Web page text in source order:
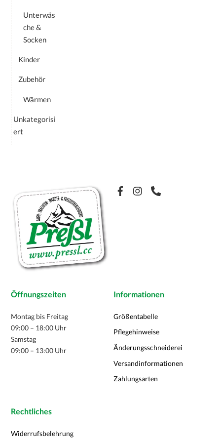
Unterwäs
che &
Socken
Kinder
Zubehör
Wärmen
Unkategorisi
ert
Facebook
Öffnungszeiten
Montag bis Freitag
09:00 – 18:00 Uhr
Samstag
09:00 – 13:00 Uhr
Informationen
Größentabelle
Pflegehinweise
Änderungsschneiderei
Versandinformationen
Zahlungsarten
Rechtliches
Widerrufsbelehrung